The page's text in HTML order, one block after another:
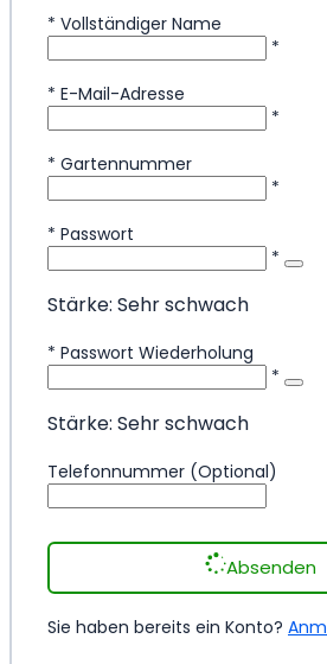
* Vollständiger Name
*
* E-Mail-Adresse
*
* Gartennummer
*
* Passwort
*
Stärke: Sehr schwach
* Passwort Wiederholung
*
Stärke: Sehr schwach
Telefonnummer (Optional)
Absenden
Sie haben bereits ein Konto?